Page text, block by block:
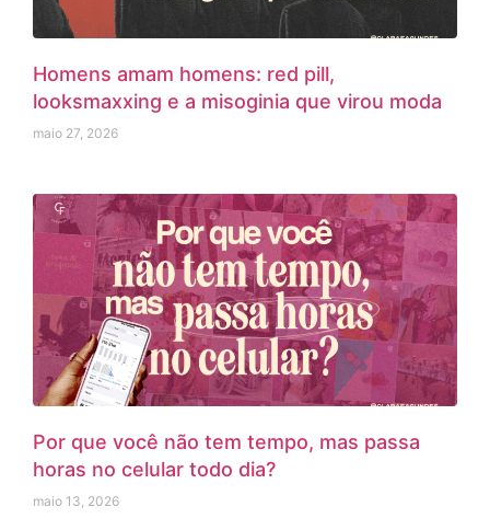
Homens amam homens: red pill,
looksmaxxing e a misoginia que virou moda
maio 27, 2026
Por que você não tem tempo, mas passa
horas no celular todo dia?
maio 13, 2026